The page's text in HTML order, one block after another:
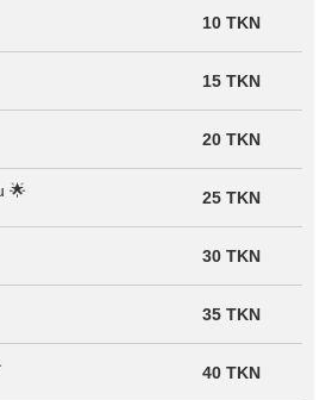
10 TKN
15 TKN
20 TKN
🌟 25 TKN
30 TKN
35 TKN
40 TKN